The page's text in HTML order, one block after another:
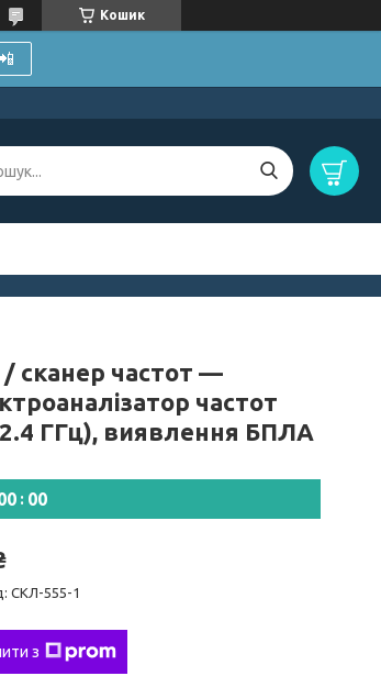
Кошик
сканер частот —
частот
ГГц), виявлення БПЛА
0 00
СКЛ-555-1
з